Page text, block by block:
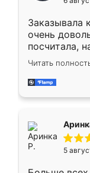
мебели
Заказывала
очень
посчитала,
Замерщик
делу со
за день,
Читать
5